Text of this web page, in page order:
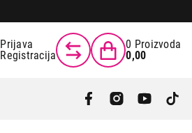
Prijava
Registracija
0 Proizvoda
0,00